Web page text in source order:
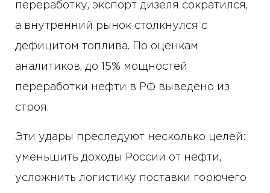
переработку, экспорт дизеля сократился,
а внутренний рынок столкнулся с
дефицитом топлива. По оценкам
аналитиков, до 15% мощностей
переработки нефти в РФ выведено из
строя.
Эти удары преследуют несколько целей:
уменьшить доходы России от нефти,
усложнить логистику поставки горючего